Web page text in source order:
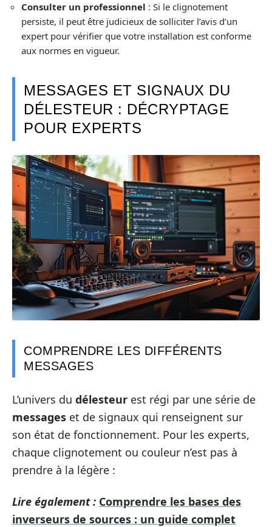
Consulter un professionnel : Si le clignotement
persiste, il peut être judicieux de solliciter l’avis d’un
expert pour vérifier que votre installation est conforme
aux normes en vigueur.
MESSAGES ET SIGNAUX DU
DÉLESTEUR : DÉCRYPTAGE
POUR EXPERTS
COMPRENDRE LES DIFFÉRENTS
MESSAGES
L’univers du délesteur est régi par une série de
messages et de signaux qui renseignent sur
son état de fonctionnement. Pour les experts,
chaque clignotement ou couleur n’est pas à
prendre à la légère :
Lire également : Comprendre les bases des
inverseurs de sources : un guide complet